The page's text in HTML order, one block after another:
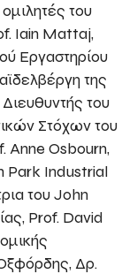
του
Iain Mattaj,
Εργαστηρίου
της
του
Στόχων του
Anne Osbourn,
Park Industrial
του John
Prof. David
Δρ.